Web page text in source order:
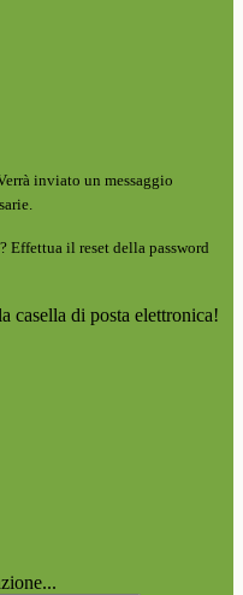
inviato un messaggio
Effettua il reset della password
casella di posta elettronica!